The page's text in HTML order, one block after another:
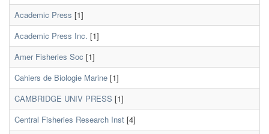
Academic Press [1]
Academic Press Inc. [1]
Amer Fisheries Soc [1]
Cahiers de Biologie Marine [1]
CAMBRIDGE UNIV PRESS [1]
Central Fisheries Research Inst [4]